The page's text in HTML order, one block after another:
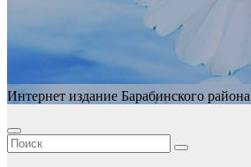
Интернет издание Барабинского района